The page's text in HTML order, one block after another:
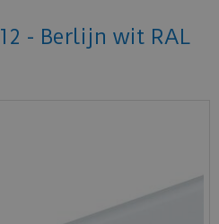
- Berlijn wit RAL